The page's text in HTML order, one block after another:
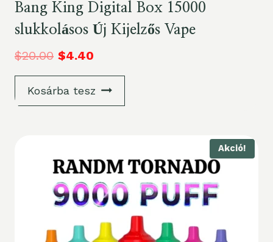
Bang King Digital Box 15000
slukkolásos Új Kijelzős Vape
$20.00 $4.40
Kosárba tesz
Akció!